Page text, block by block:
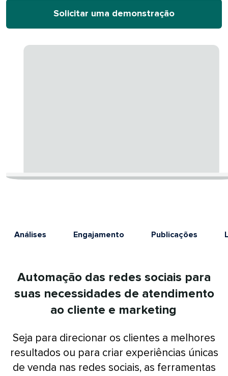
Solicitar uma demonstração​​
Análises​​ Engajamento​​ Publicações​​
Automação das redes sociais para
suas necessidades de atendimento
ao cliente e marketing​​
Seja para direcionar os clientes a melhores
resultados ou para criar experiências únicas
de venda nas redes sociais, as ferramentas